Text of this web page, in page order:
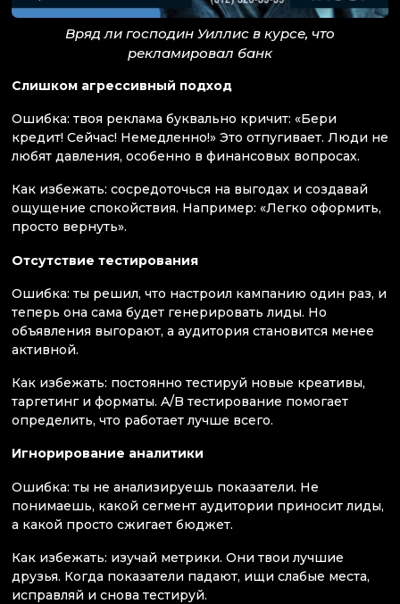
Вряд ли господин Уиллис в курсе, что
рекламировал банк
Слишком агрессивный подход
Ошибка: твоя реклама буквально кричит: «Бери
кредит! Сейчас! Немедленно!» Это отпугивает. Люди не
любят давления, особенно в финансовых вопросах.
Как избежать: сосредоточься на выгодах и создавай
ощущение спокойствия. Например: «Легко оформить,
просто вернуть».
Отсутствие тестирования
Ошибка: ты решил, что настроил кампанию один раз, и
теперь она сама будет генерировать лиды. Но
объявления выгорают, а аудитория становится менее
активной.
Как избежать: постоянно тестируй новые креативы,
таргетинг и форматы. A/B тестирование помогает
определить, что работает лучше всего.
Игнорирование аналитики
Ошибка: ты не анализируешь показатели. Не
понимаешь, какой сегмент аудитории приносит лиды,
а какой просто сжигает бюджет.
Как избежать: изучай метрики. Они твои лучшие
друзья. Когда показатели падают, ищи слабые места,
исправляй и снова тестируй.